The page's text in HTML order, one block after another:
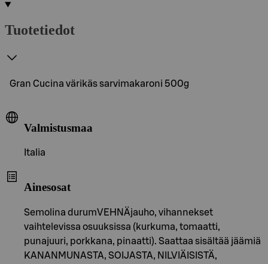
Tuotetiedot
Gran Cucina värikäs sarvimakaroni 500g
Valmistusmaa
Italia
Ainesosat
Semolina durumVEHNÄjauho, vihannekset
vaihtelevissa osuuksissa (kurkuma, tomaatti,
punajuuri, porkkana, pinaatti). Saattaa sisältää jäämiä
KANANMUNASTA, SOIJASTA, NILVIÄISISTÄ,